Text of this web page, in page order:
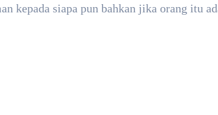
kepada siapa pun bahkan jika orang itu